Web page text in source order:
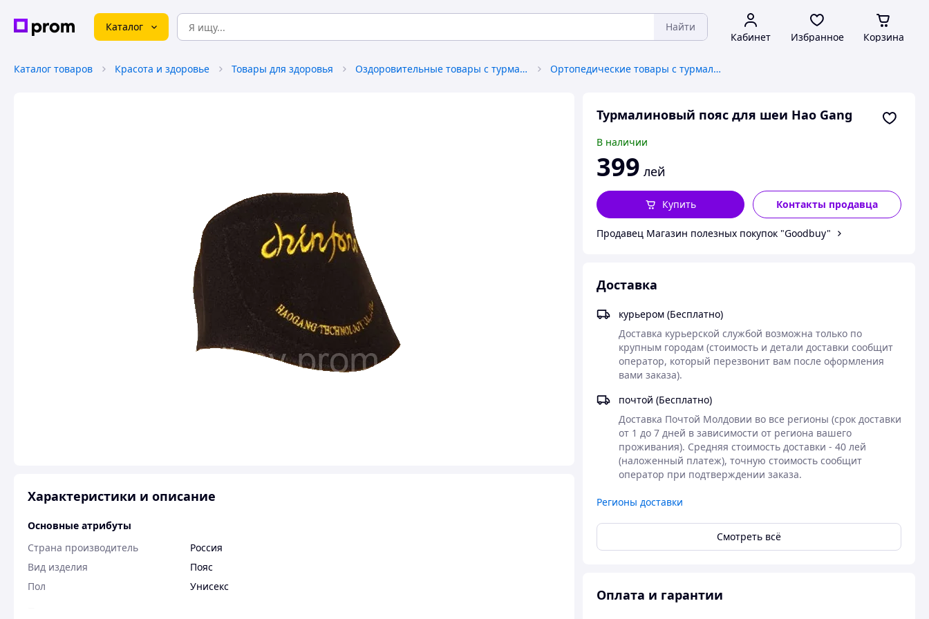
Каталог Найти
Кабинет Избранное Корзина
Каталог товаров Красота и здоровье Товары для здоровья Оздоровительные товары с турмалином и шунгитом Ортопедические товары с турмалином и шунгитом
Турмалиновый пояс для шеи Hao Gang
В наличии
399 лей
Контакты продавца
Купить
Продавец Магазин полезных покупок "Goodbuy"
Доставка
курьером (Бесплатно)
Доставка курьерской службой возможна только по
крупным городам (стоимость и детали доставки сообщит
оператор, который перезвонит вам после оформления
вами заказа).
почтой (Бесплатно)
Доставка Почтой Молдовии во все регионы (срок доставки
от 1 до 7 дней в зависимости от региона вашего
проживания). Средняя стоимость доставки - 40 лей
(наложенный платеж), точную стоимость сообщит
оператор при подтверждении заказа.
Регионы доставки
Смотреть всё
Оплата и гарантии
Характеристики и описание
Основные атрибуты
Страна производитель
Россия
Вид изделия
Пояс
Пол
Унисекс